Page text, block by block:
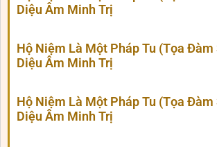
Diệu Âm Minh Trị
Hộ Niệm Là Một Pháp Tu (Tọa Đàm
Diệu Âm Minh Trị
Hộ Niệm Là Một Pháp Tu (Tọa Đàm
Diệu Âm Minh Trị